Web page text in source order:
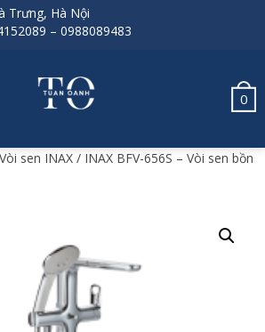
Trưng, Hà Nội
– 0988089483
0
Vòi sen INAX / INAX BFV-656S – Vòi sen bồn